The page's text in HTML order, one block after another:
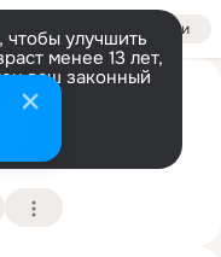
Войти
улучшить
менее 13 лет,
ваш законный
(53 года)